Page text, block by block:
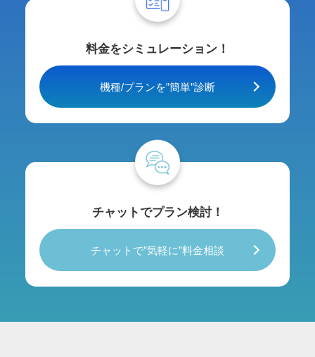
料金をシミュレーション！
機種/プランを”簡単”診断
チャットでプラン検討！
チャットで”気軽に”料金相談